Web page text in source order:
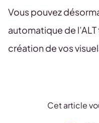
Vous pouvez
automatique de
création de vos
Cet article